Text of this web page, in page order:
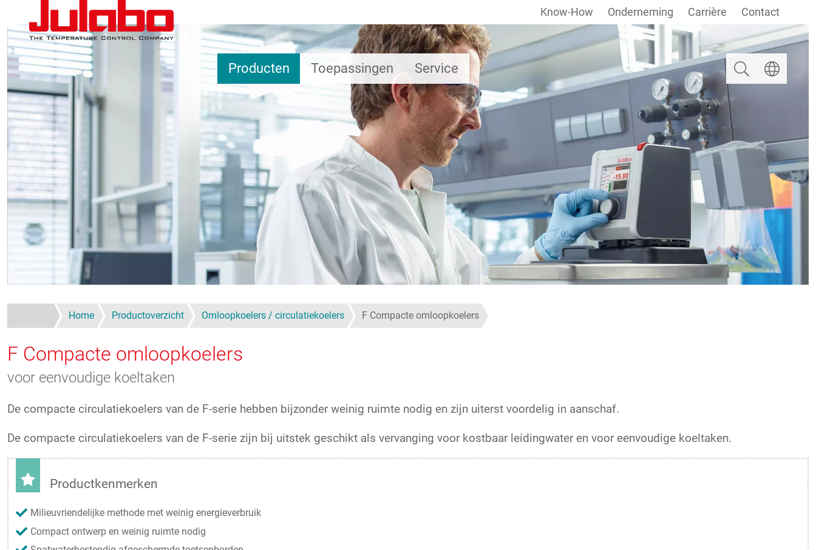
Overslaan en naar de inhoud gaan
Producten Toepassingen Service
Know-How Onderneming Carrière Contact
Zoeken Taal
Home Productoverzicht Omloopkoelers / circulatiekoelers F Compacte omloopkoelers
F Compacte omloopkoelers
voor eenvoudige koeltaken
De compacte circulatiekoelers van de F-serie hebben bijzonder weinig ruimte nodig en zijn uiterst voordelig in aanschaf.
De compacte circulatiekoelers van de F-serie zijn bij uitstek geschikt als vervanging voor kostbaar leidingwater en voor eenvoudige koeltaken.
Productkenmerken
Milieuvriendelijke methode met weinig energieverbruik
Compact ontwerp en weinig ruimte nodig